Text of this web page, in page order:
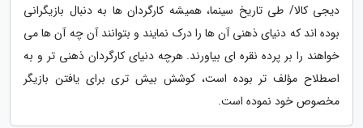
دیجی کالا/ طی تاریخ سینما، همیشه کارگردان ها به دنبال بازیگرانی
بوده اند که دنیای ذهنی آن ها را درک نمایند و بتوانند آن چه آن ها می
خواهند را بر پرده نقره ای بیاورند. هرچه دنیای کارگردان ذهنی تر و به
اصطلاح مؤلف تر بوده است، کوشش بیش تری برای یافتن بازیگر
مخصوص خود نموده است.